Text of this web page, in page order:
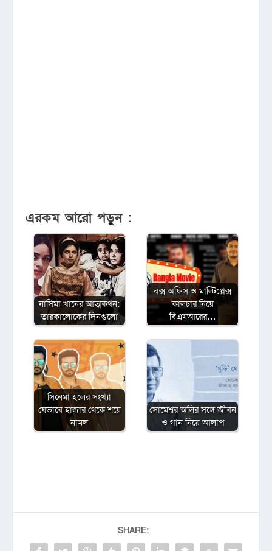
এরকম আরো পড়ুন :
নাসিমা খানের আত্মকথন:
তারকালোকের দিনগুলো
বক্স অফিস ও মাল্টিপ্লেক্স
কালচার নিয়ে
বিএমআরের…
সিনেমা হলের সংখ্যা
যেভাবে হাজার থেকে শয়ে
নামল
সোমেশ্বর অলির সঙ্গে জীবন
ও গান নিয়ে আলাপ
SHARE: